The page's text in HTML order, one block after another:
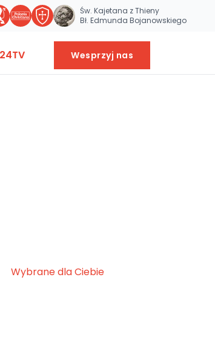
Św. Kajetana z Thieny
Bł. Edmunda Bojanowskiego
Wesprzyj nas
Wybrane dla Ciebie